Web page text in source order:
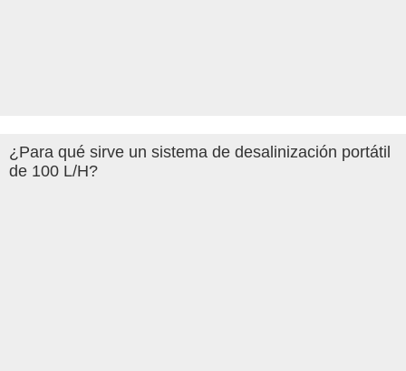
¿Para qué sirve un sistema de desalinización portátil
de 100 L/H?